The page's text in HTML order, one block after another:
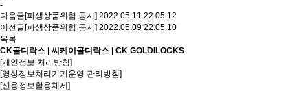
-
다음글[파생상품위험 공시] 2022.05.11 22.05.12
이전글[파생상품위험 공시] 2022.05.09 22.05.10
목록
CK골디락스 | 씨케이골디락스 | CK GOLDILOCKS
[개인정보 처리방침]
[영상정보처리기기운영 관리방침]
[신용정보활용체제]